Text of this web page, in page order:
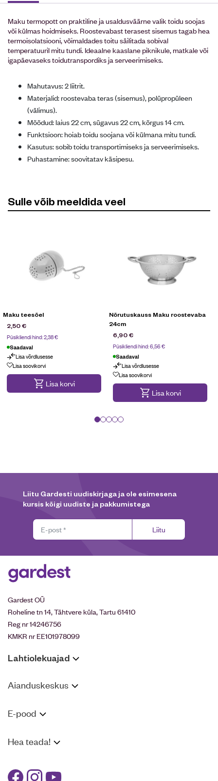
Maku termopott on praktiline ja usaldusväärne valik toidu soojas
või külmas hoidmiseks. Roostevabast terasest sisemus tagab hea
termoisolatsiooni, võimaldades toitu säilitada sobival
temperatuuril mitu tundi. Ideaalne kaaslane piknikule, matkale või
igapäevaseks toidutranspordiks ja serveerimiseks.
Mahutavus: 2 liitrit.
Materjalid: roostevaba teras (sisemus), polüpropüleen
(välimus).
Mõõdud: laius 22 cm, sügavus 22 cm, kõrgus 14 cm.
Funktsioon: hoiab toidu soojana või külmana mitu tundi.
Kasutus: sobib toidu transportimiseks ja serveerimiseks.
Puhastamine: soovitatav käsipesu.
Sulle võib meeldida veel
Maku teesõel
2,50€
Püsikliendi hind:2,38€
Saadaval
Lisa võrdlusesse
Lisa soovikorvi
Lisa korvi
Nõrutuskauss Maku roostevaba
24cm
6,90€
Püsikliendi hind:6,56€
Saadaval
Lisa võrdlusesse
Lisa soovikorvi
Lisa korvi
Liitu Gardesti uudiskirjaga ja ole esimesena
kursis kõigi uudiste ja pakkumistega
Liitu
Gardest OÜ
Roheline tn 14, Tähtvere küla, Tartu 61410
Reg nr 14246756
KMKR nr EE101978099
Lahtiolekuajad
Aianduskeskus
E-pood
Hea teada!